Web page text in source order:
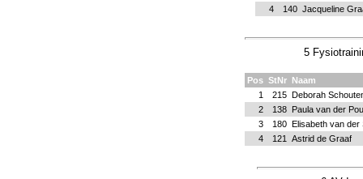
4
140 Jacqueline
5
Pos StNr Naam
1
215 Deborah
2
138 Paula van der
3
180 Elisabeth van der
4
121 Astrid de Graaf